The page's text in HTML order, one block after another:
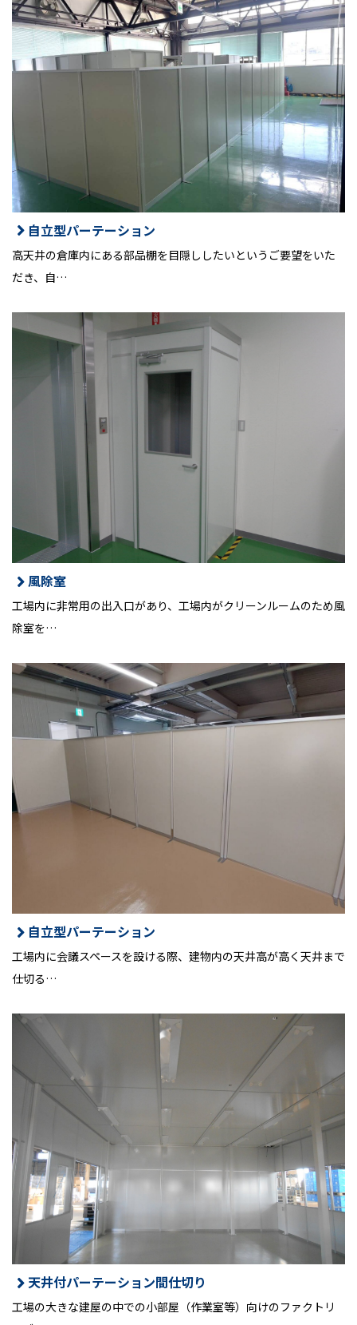
自立型パーテーション
高天井の倉庫内にある部品棚を目隠ししたいというご要望をいた
だき、自…
風除室
工場内に非常用の出入口があり、工場内がクリーンルームのため風
除室を…
自立型パーテーション
工場内に会議スペースを設ける際、建物内の天井高が高く天井まで
仕切る…
天井付パーテーション間仕切り
工場の大きな建屋の中での小部屋（作業室等）向けのファクトリ